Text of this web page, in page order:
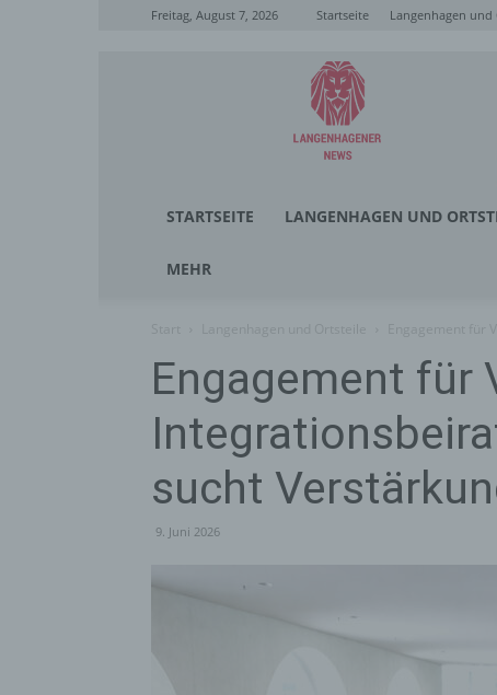
Freitag, August 7, 2026 Startseite Langenhagen und
Langenhagener
News
STARTSEITE LANGENHAGEN UND
MEHR
Engagement für
sucht
9. Juni 2026